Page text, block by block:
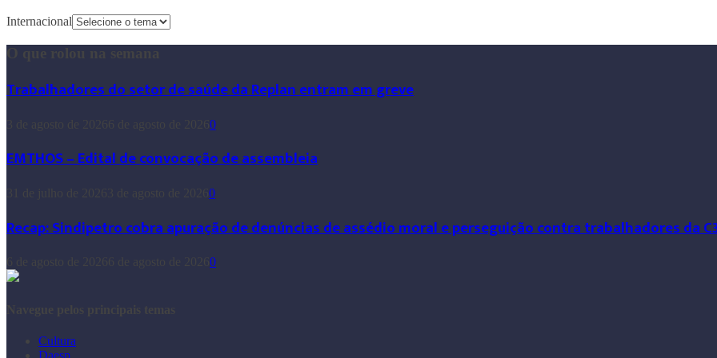
Internacional
O que rolou na semana
Trabalhadores do setor de saúde da Replan entram em greve
0
EMTHOS – Edital de convocação de assembleia
0
Recap: Sindipetro cobra apuração de denúncias de assédio moral e perseguição contra trabalhadores da
0
Navegue pelos principais temas
Cultura
Daesp